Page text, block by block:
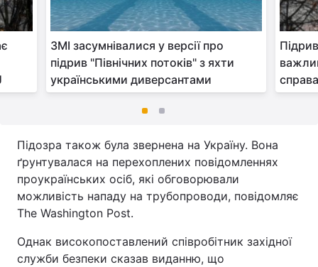
ЗМІ засумнівалися у версії про
підрив "Північних потоків" з яхти
українськими диверсантами
Підозра також була звернена на Україну. Вона
ґрунтувалася на перехоплених повідомленнях
проукраїнських осіб, які обговорювали
можливість нападу на трубопроводи, повідомляє
The Washington Post.
Однак високопоставлений співробітник західної
служби безпеки сказав виданню, що